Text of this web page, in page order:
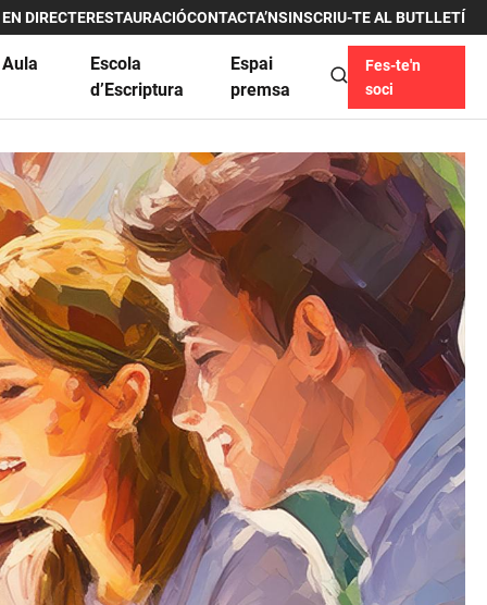
DIRECTERESTAURACIÓCONTACTA’NSINSCRIU-TE AL BUTLLETÍ
Escola
d’Escriptura
Espai
premsa
Fes-te'n
soci